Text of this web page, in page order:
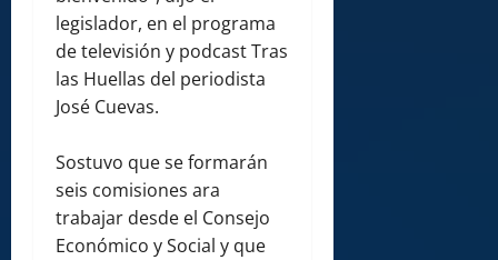
legislador, en el programa
de televisión y podcast Tras
las Huellas del periodista
José Cuevas.
Sostuvo que se formarán
seis comisiones ara
trabajar desde el Consejo
Económico y Social y que